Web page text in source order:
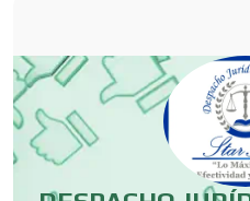
Centros
Centros de